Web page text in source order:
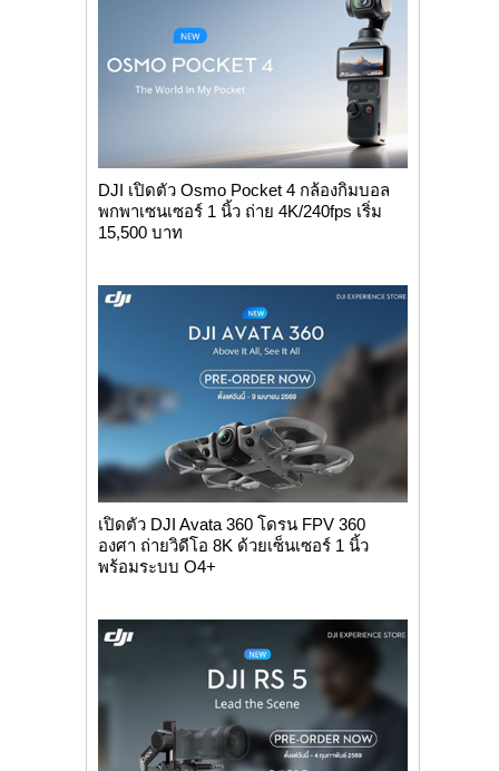
DJI เปิดตัว Osmo Pocket 4 กล้องกิมบอล
พกพาเซนเซอร์ 1 นิ้ว ถ่าย 4K/240fps เริ่ม
15,500 บาท
เปิดตัว DJI Avata 360 โดรน FPV 360
องศา ถ่ายวิดีโอ 8K ด้วยเซ็นเซอร์ 1 นิ้ว
พร้อมระบบ O4+